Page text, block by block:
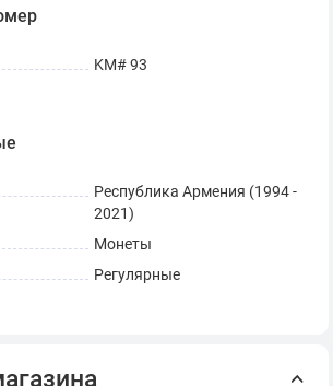
KM# 93
Республика Армения (1994 -
2021)
Монеты
Регулярные